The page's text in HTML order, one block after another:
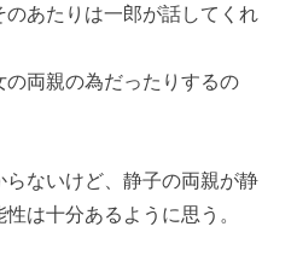
あたりは一郎が話してくれ
の両親の為だったりするの
ないけど、静子の両親が静
は十分あるように思う。